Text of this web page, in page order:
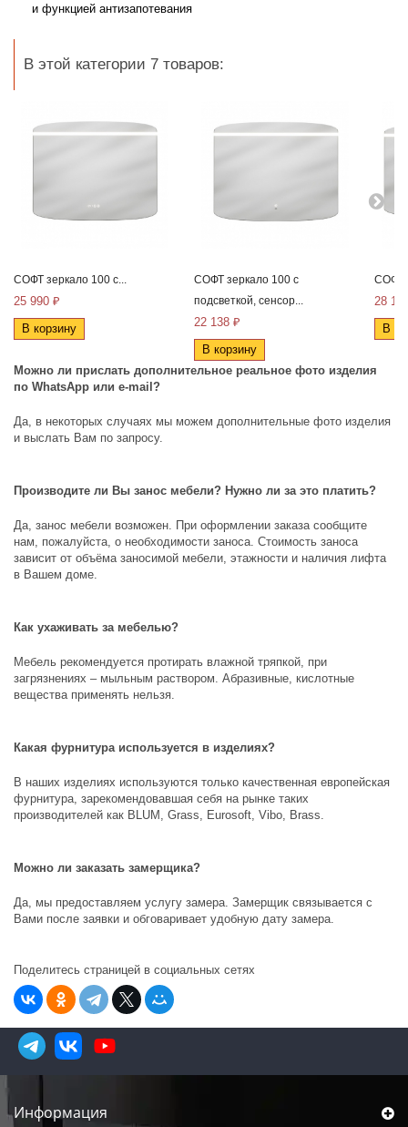
и функцией антизапотевания
В этой категории 7 товаров:
СОФТ зеркало 100 с...
25 990 ₽
В корзину
СОФТ зеркало 100 с
подсветкой, сенсор...
22 138 ₽
В корзину
СОФТ
28
В
Можно ли прислать дополнительное реальное фото изделия
по WhatsApp или e-mail ?
Да, в некоторых случаях мы можем дополнительные фото изделия
и выслать Вам по запросу.
Производите ли Вы занос мебели? Нужно ли за это платить?
Да, занос мебели возможен. При оформлении заказа сообщите
нам, пожалуйста, о необходимости заноса. Стоимость заноса
зависит от объёма заносимой мебели, этажности и наличия лифта
в Вашем доме.
Как ухаживать за мебелью?
Мебель рекомендуется протирать влажной тряпкой, при
загрязнениях – мыльным раствором. Абразивные, кислотные
вещества применять нельзя.
Какая фурнитура используется в изделиях?
В наших изделиях используются только качественная европейская
фурнитура, зарекомендовавшая себя на рынке таких
производителей как BLUM, Grass, Eurosoft, Vibo, Brass.
Можно ли заказать замерщика?
Да, мы предоставляем услугу замера. Замерщик связывается с
Вами после заявки и обговаривает удобную дату замера.
Поделитесь страницей в социальных сетях
Информация